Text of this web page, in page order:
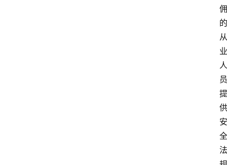
佣
的
从
业
人
员
提
供
安
全
法